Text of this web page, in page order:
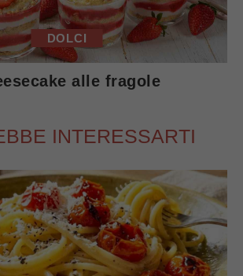
DOLCI
alle fragole
INTERESSARTI